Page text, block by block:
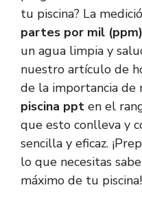
tu piscina? La
partes por mil (ppm)
un agua limpia y
nuestro artículo de
de la importancia de
piscina ppt en el
que esto conlleva y
sencilla y eficaz.
lo que necesitas
máximo de tu piscina!